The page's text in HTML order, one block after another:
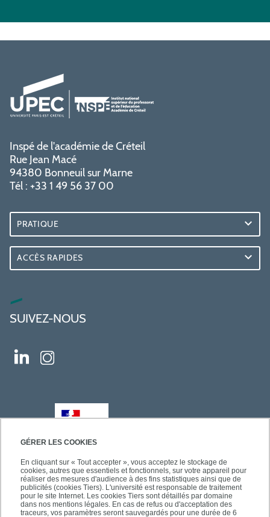
GÉRER LES COOKIES
En cliquant sur « Tout accepter », vous acceptez le stockage de
cookies, autres que essentiels et fonctionnels, sur votre appareil pour
réaliser des mesures d'audience à des fins statistiques ainsi que de
publicités (cookies Tiers). L'université est responsable de traitement
pour le site Internet. Les cookies Tiers sont détaillés par domaine
dans nos mentions légales. En cas de refus ou d'acceptation des
traceurs, vos paramètres seront sauvegardés pour une durée de 6
Inspé de l'académie de Créteil
Rue Jean Macé
94380 Bonneuil sur Marne
Tél : +33 1 49 56 37 00
PRATIQUE
ACCÈS RAPIDES
SUIVEZ-NOUS